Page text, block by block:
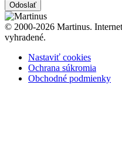
Odoslať
© 2000-2026 Martinus.
vyhradené.
Nastaviť cookies
Ochrana súkromia
Obchodné podmienky